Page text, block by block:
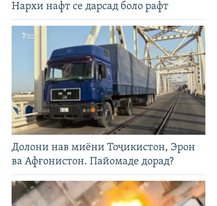
Нархи нафт се дарсад боло рафт
Долони нав миёни Тоҷикистон, Эрон
ва Афғонистон. Пайомаде дорад?